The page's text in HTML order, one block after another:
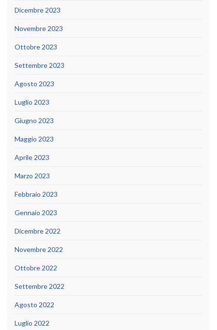
Dicembre 2023
Novembre 2023
Ottobre 2023
Settembre 2023
Agosto 2023
Luglio 2023
Giugno 2023
Maggio 2023
Aprile 2023
Marzo 2023
Febbraio 2023
Gennaio 2023
Dicembre 2022
Novembre 2022
Ottobre 2022
Settembre 2022
Agosto 2022
Luglio 2022